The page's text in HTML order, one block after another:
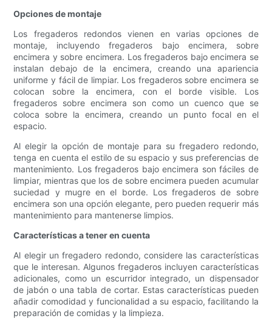
Opciones de montaje
Los fregaderos redondos vienen en varias opciones de
montaje, incluyendo fregaderos bajo encimera, sobre
encimera y sobre encimera. Los fregaderos bajo encimera se
instalan debajo de la encimera, creando una apariencia
uniforme y fácil de limpiar. Los fregaderos sobre encimera se
colocan sobre la encimera, con el borde visible. Los
fregaderos sobre encimera son como un cuenco que se
coloca sobre la encimera, creando un punto focal en el
espacio.
Al elegir la opción de montaje para su fregadero redondo,
tenga en cuenta el estilo de su espacio y sus preferencias de
mantenimiento. Los fregaderos bajo encimera son fáciles de
limpiar, mientras que los de sobre encimera pueden acumular
suciedad y mugre en el borde. Los fregaderos de sobre
encimera son una opción elegante, pero pueden requerir más
mantenimiento para mantenerse limpios.
Características a tener en cuenta
Al elegir un fregadero redondo, considere las características
que le interesan. Algunos fregaderos incluyen características
adicionales, como un escurridor integrado, un dispensador
de jabón o una tabla de cortar. Estas características pueden
añadir comodidad y funcionalidad a su espacio, facilitando la
preparación de comidas y la limpieza.